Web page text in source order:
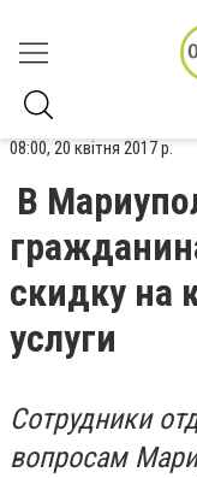
08:00, 20 квітня 2017 р.
В
скидку на
услуги
Сотрудники
вопросам